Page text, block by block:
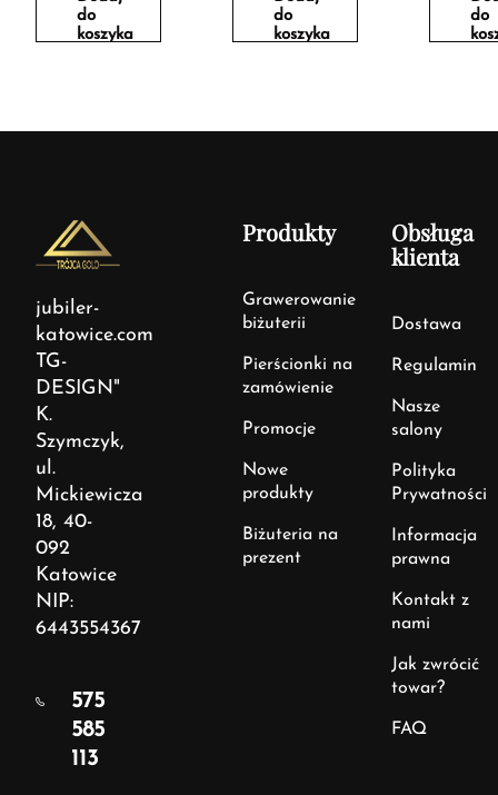
do
koszyka
do
koszyka
do
jubiler-
katowice.com
TG-
DESIGN"
K.
Szymczyk,
ul.
Mickiewicza
18, 40-
092
Katowice
NIP:
6443554367
575
585
113
Produkty
Grawerowanie
biżuterii
Pierścionki na
zamówienie
Promocje
Nowe
produkty
Biżuteria na
prezent
Obsługa
klienta
Dostawa
Regulamin
Nasze
salony
Polityka
Prywatności
Informacja
prawna
Kontakt z
nami
Jak zwrócić
towar?
FAQ